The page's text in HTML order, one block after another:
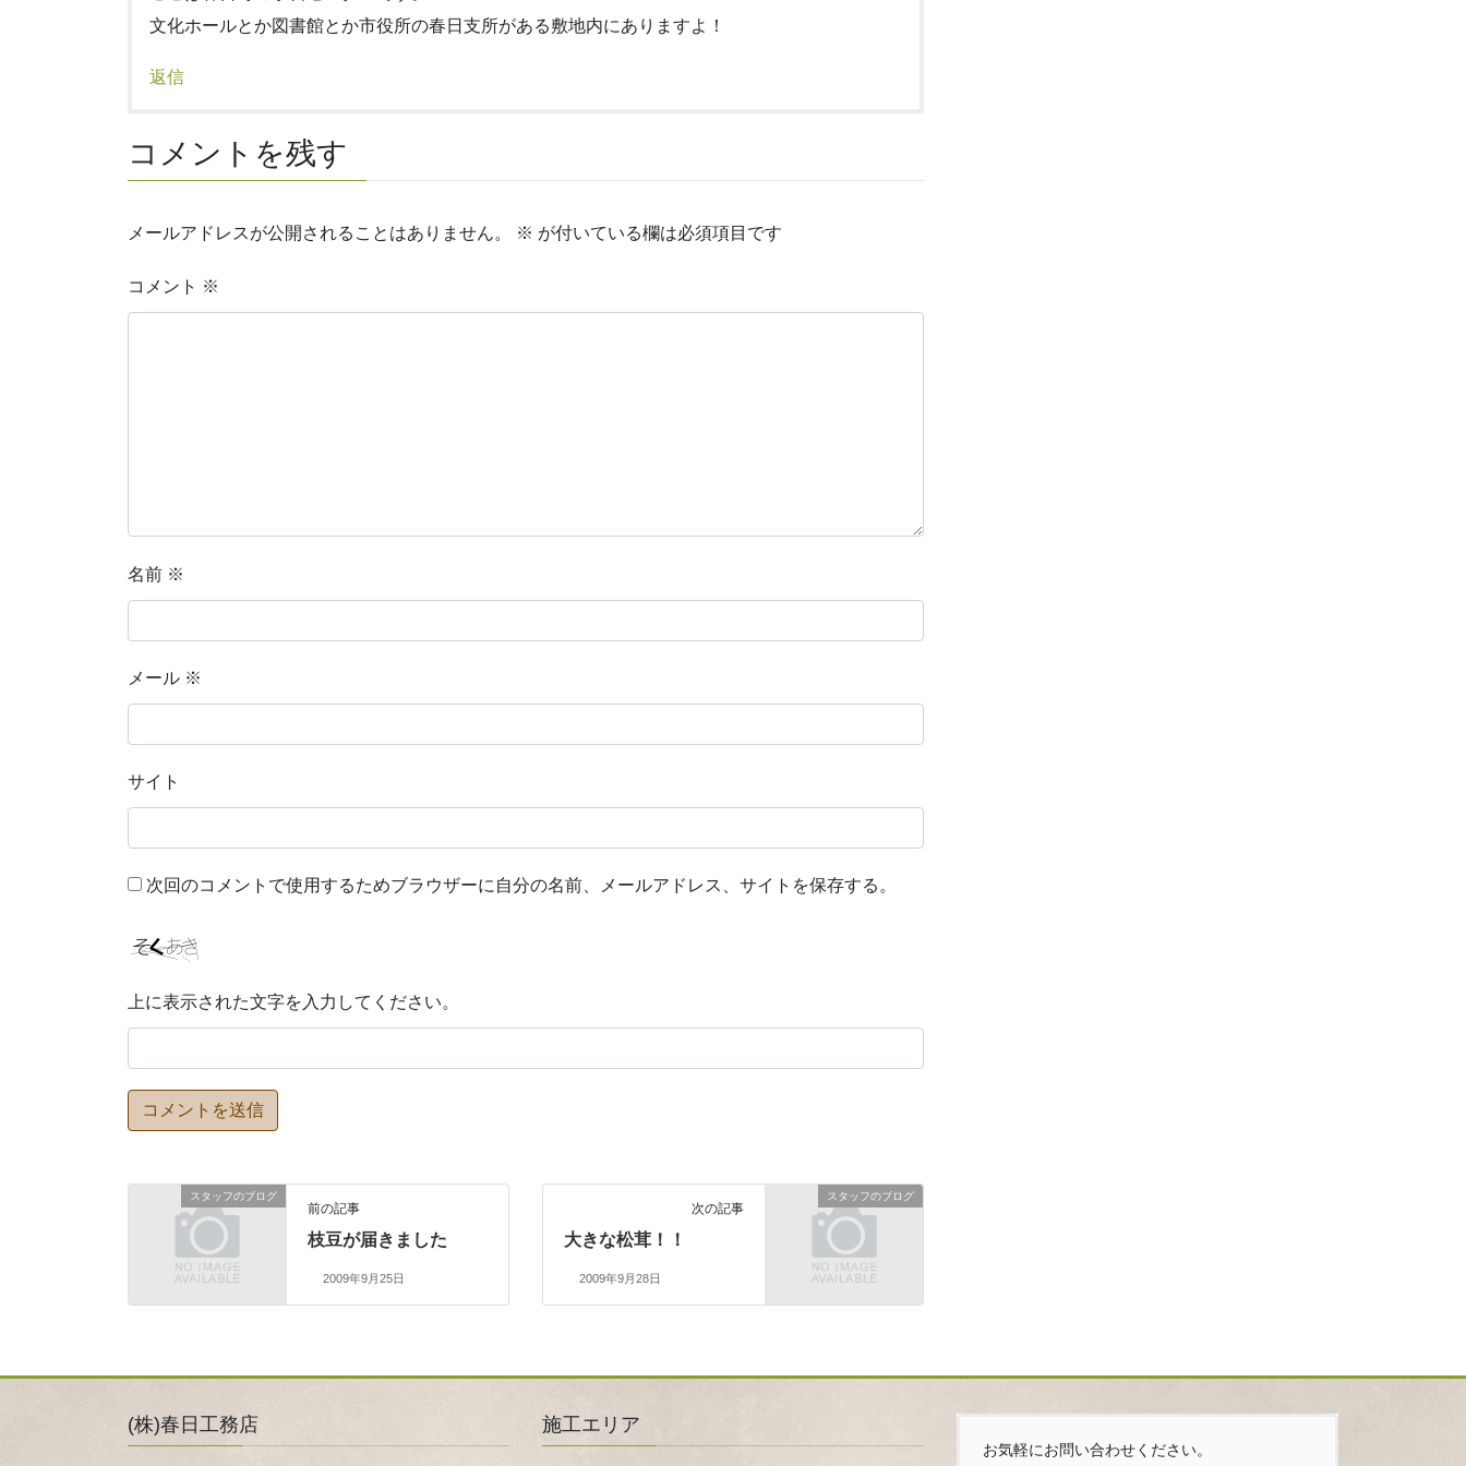
文化ホールとか図書館とか市役所の春日支所がある敷地内にありますよ！
返信
コメントを残す
メールアドレスが公開されることはありません。 ※ が付いている欄は必須項目です
コメント ※
名前 ※
メール ※
サイト
次回のコメントで使用するためブラウザーに自分の名前、メールアドレス、サイトを保存する。
上に表示された文字を入力してください。
スタッフのブログ
前の記事
枝豆が届きました
2009年9月25日
スタッフのブログ
次の記事
大きな松茸！！
2009年9月28日
(株)春日工務店 施工エリア
お気軽にお問い合わせください。